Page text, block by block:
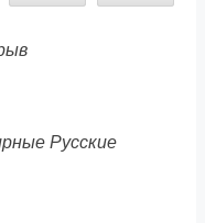
Русские